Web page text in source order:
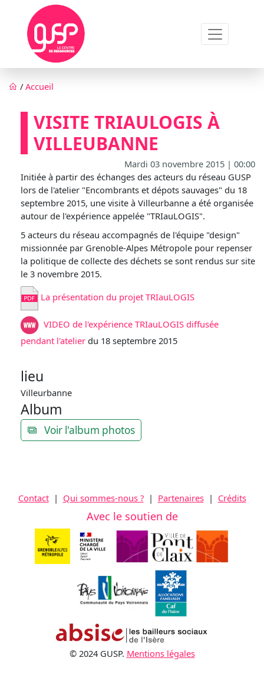
Aller au contenu principal
Fil d'Ariane
/Accueil
VISITE TRIAULOGIS À
VILLEUBANNE
Mardi 03 novembre 2015 | 00:00
Initiée à partir des échanges des acteurs du réseau GUSP
lors de l'atelier "Encombrants et dépots sauvages" du 18
septembre 2015, une visite à Villeurbanne a été organisée
autour de l'expérience appelée "TRIauLOGIS".
5 acteurs du réseau accompagnés de l'équipe "design"
missionnée par Grenoble-Alpes Métropole pour repenser
la politique de collecte des déchets se sont rendus sur site
le 3 novembre 2015.
La présentation du projet TRIauLOGIS
VIDEO de l'expérience TRIauLOGIS diffusée
pendant l'atelier du 18 septembre 2015
lieu
Villeurbanne
Album
Voir l'album photos
Contact| Qui sommes-nous ?| Partenaires| Crédits
Avec le soutien de
© 2024 GUSP. Mentions légales